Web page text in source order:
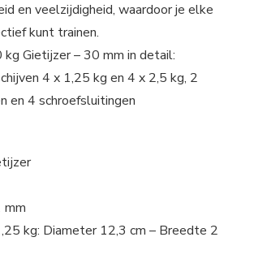
en veelzijdigheid, waardoor je elke
kunt trainen.
Gietijzer – 30 mm in detail:
4 x 1,25 kg en 4 x 2,5 kg, 2
en 4 schroefsluitingen
mm
kg: Diameter 12,3 cm – Breedte 2